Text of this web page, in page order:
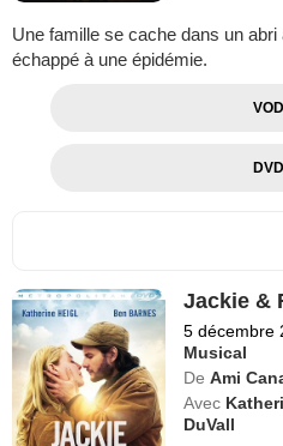
Une famille se cache dans un
échappé à une épidémie.
VOD
DVD
Jackie &
5 décembre
Musical
De Ami
Avec
DuVall